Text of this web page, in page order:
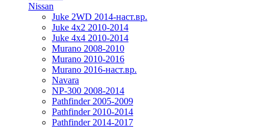
Nissan
Juke 2WD 2014-наст.вр.
Juke 4x2 2010-2014
Juke 4x4 2010-2014
Murano 2008-2010
Murano 2010-2016
Murano 2016-наст.вр.
Navara
NP-300 2008-2014
Pathfinder 2005-2009
Pathfinder 2010-2014
Pathfinder 2014-2017